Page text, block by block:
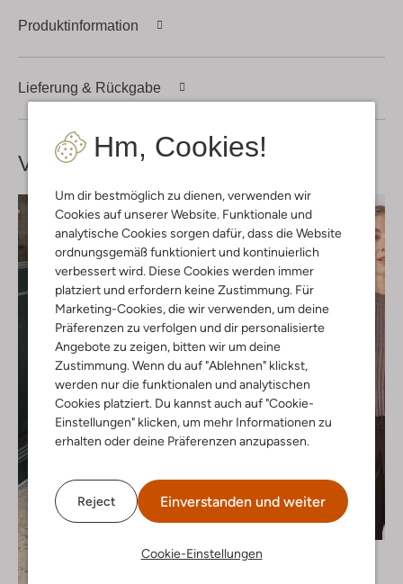
Hm, Cookies!
Um dir bestmöglich zu dienen, verwenden wir
Cookies auf unserer Website. Funktionale und
analytische Cookies sorgen dafür, dass die Website
ordnungsgemäß funktioniert und kontinuierlich
verbessert wird. Diese Cookies werden immer
platziert und erfordern keine Zustimmung. Für
Marketing-Cookies, die wir verwenden, um deine
Präferenzen zu verfolgen und dir personalisierte
Angebote zu zeigen, bitten wir um deine
Zustimmung. Wenn du auf "Ablehnen" klickst,
werden nur die funktionalen und analytischen
Cookies platziert. Du kannst auch auf "Cookie-
Einstellungen" klicken, um mehr Informationen zu
erhalten oder deine Präferenzen anzupassen.
Reject Einverstanden und weiter
Cookie-Einstellungen
Produktinformation
Lieferung & Rückgabe
Vervollständige deinenLook